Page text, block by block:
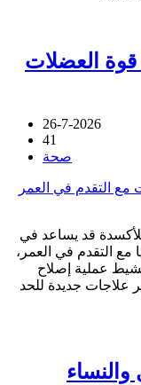
العضلات
26-7-2026
41
صحة
قد يساعد في
التقدم في العمر،
عملية إصلاح
علاجات جديدة للحد